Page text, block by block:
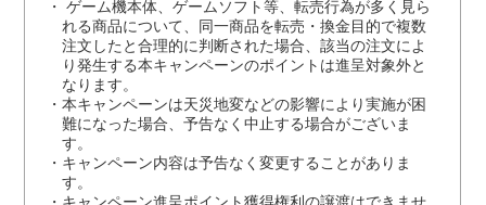
ゲーム機本体、ゲームソフト等、転売行為が多く見ら
れる商品について、同一商品を転売・換金目的で複数
注文したと合理的に判断された場合、該当の注文によ
り発生する本キャンペーンのポイントは進呈対象外と
なります。
本キャンペーンは天災地変などの影響により実施が困
難になった場合、予告なく中止する場合がございま
す。
キャンペーン内容は予告なく変更することがありま
す。